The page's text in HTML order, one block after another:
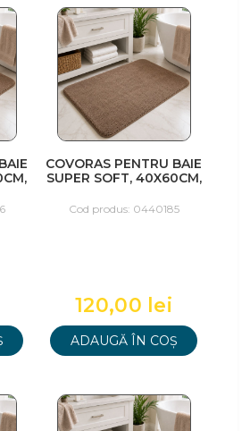
COVORAS PENTRU BAIE
SUPER SOFT, 40X60CM,
Cod produs: 0440185
120,00 lei
ADAUGĂ ÎN COȘ